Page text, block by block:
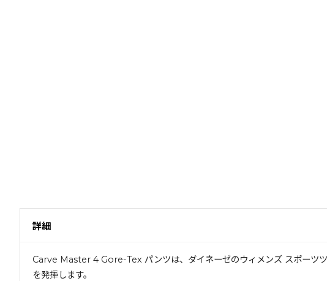
詳細
Carve Master 4 Gore-Tex パンツは、ダイネーゼのウィメンズ スポーツ
を発揮します。